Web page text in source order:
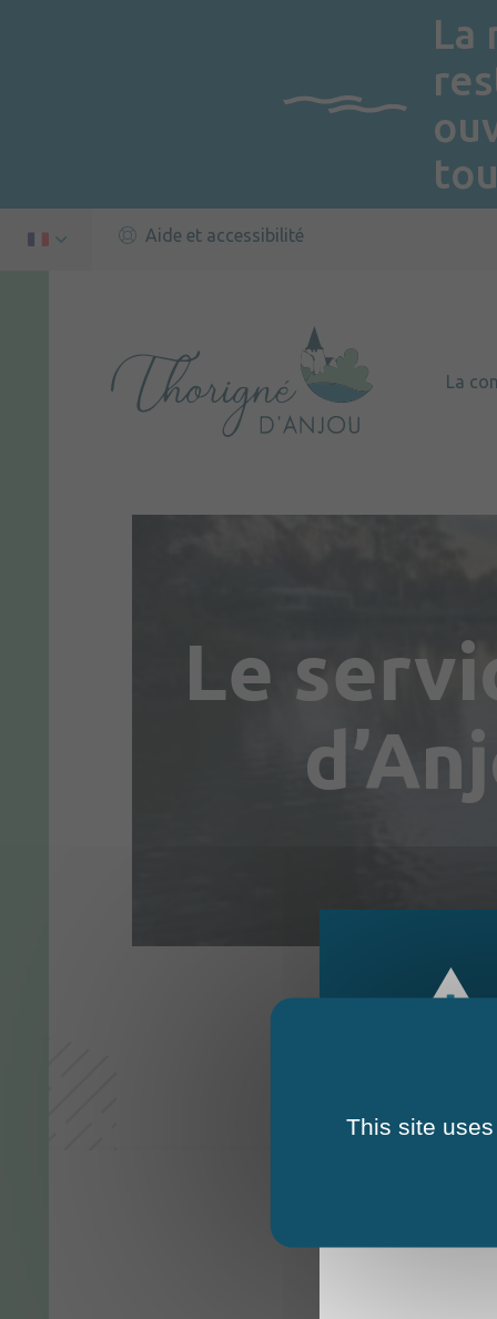
La
Aide et accessibilité
La
Le
This site